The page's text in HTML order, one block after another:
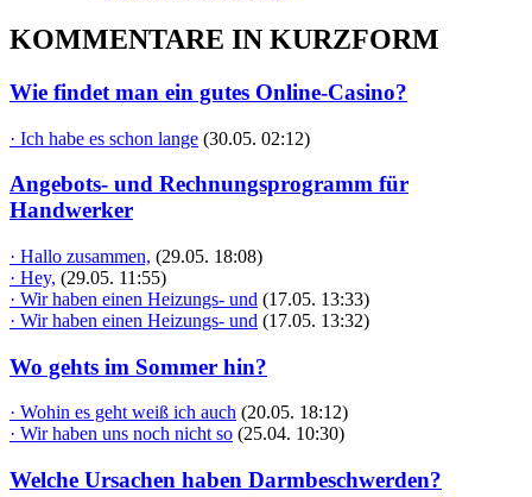
KOMMENTARE IN KURZFORM
Wie findet man ein gutes Online-Casino?
· Ich habe es schon lange (30.05. 02:12)
Angebots- und Rechnungsprogramm für
Handwerker
· Hallo zusammen, (29.05. 18:08)
· Hey, (29.05. 11:55)
· Wir haben einen Heizungs- und (17.05. 13:33)
· Wir haben einen Heizungs- und (17.05. 13:32)
Wo gehts im Sommer hin?
· Wohin es geht weiß ich auch (20.05. 18:12)
· Wir haben uns noch nicht so (25.04. 10:30)
Welche Ursachen haben Darmbeschwerden?